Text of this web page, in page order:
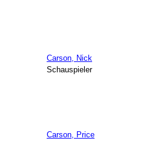
Carson, Nick
Schauspieler
Carson, Price